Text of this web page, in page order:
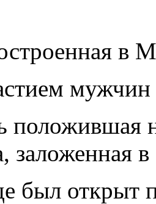
в
положившая
заложенная
был открыт